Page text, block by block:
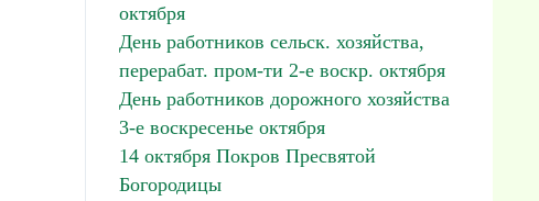
октября
День работников сельск. хозяйства,
перерабат. пром-ти 2-е воскр. октября
День работников дорожного хозяйства
3-е воскресенье октября
14 октября Покров Пресвятой
Богородицы